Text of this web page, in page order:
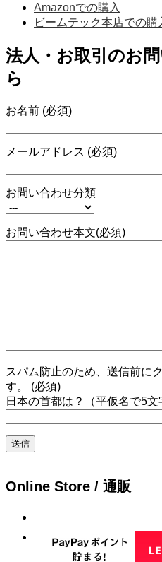
Amazonでの購入
ビームテック本店での購
法人・お取引のお
ら
お名前 (必須)
メールアドレス (必須)
お問い合わせ分類
お問い合わせ本文(必須)
スパム防止のため、送信前に
す。 (必須)
日本の首都は？（平仮名で5文
Online Store / 通販